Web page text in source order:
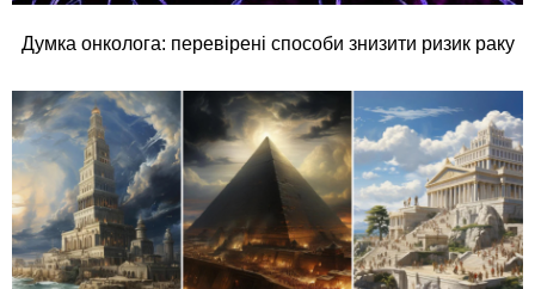
Думка онколога: перевірені способи знизити ризик раку